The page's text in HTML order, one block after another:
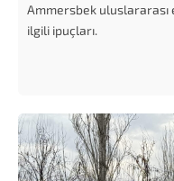
Ammersbek uluslararası
ilgili ipuçları.